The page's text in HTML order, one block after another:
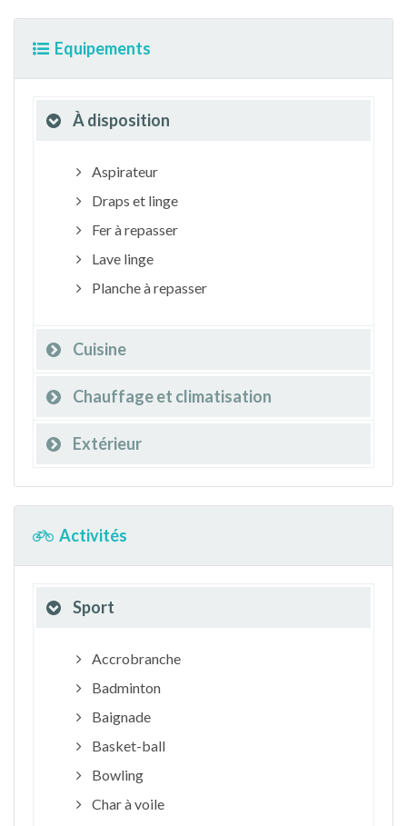
Equipements
À disposition
Aspirateur
Draps et linge
Fer à repasser
Lave linge
Planche à repasser
Cuisine
Chauffage et climatisation
Extérieur
Activités
Sport
Accrobranche
Badminton
Baignade
Basket-ball
Bowling
Char à voile